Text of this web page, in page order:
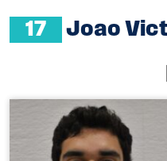
17 Joao